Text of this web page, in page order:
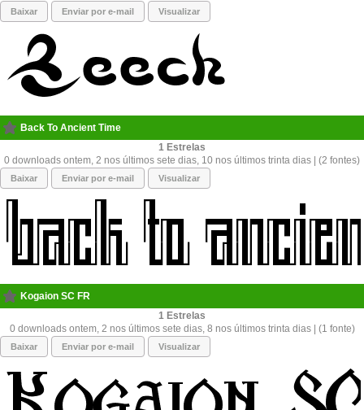
Baixar Enviar por e-mail Visualizar
Back To Ancient Time
1
0 downloads ontem, 2 nos últimos sete dias, 10 nos últimos trinta dias | (2 fontes)
Baixar Enviar por e-mail Visualizar
Kogaion SC FR
1
0 downloads ontem, 2 nos últimos sete dias, 8 nos últimos trinta dias | (1 fonte)
Baixar Enviar por e-mail Visualizar